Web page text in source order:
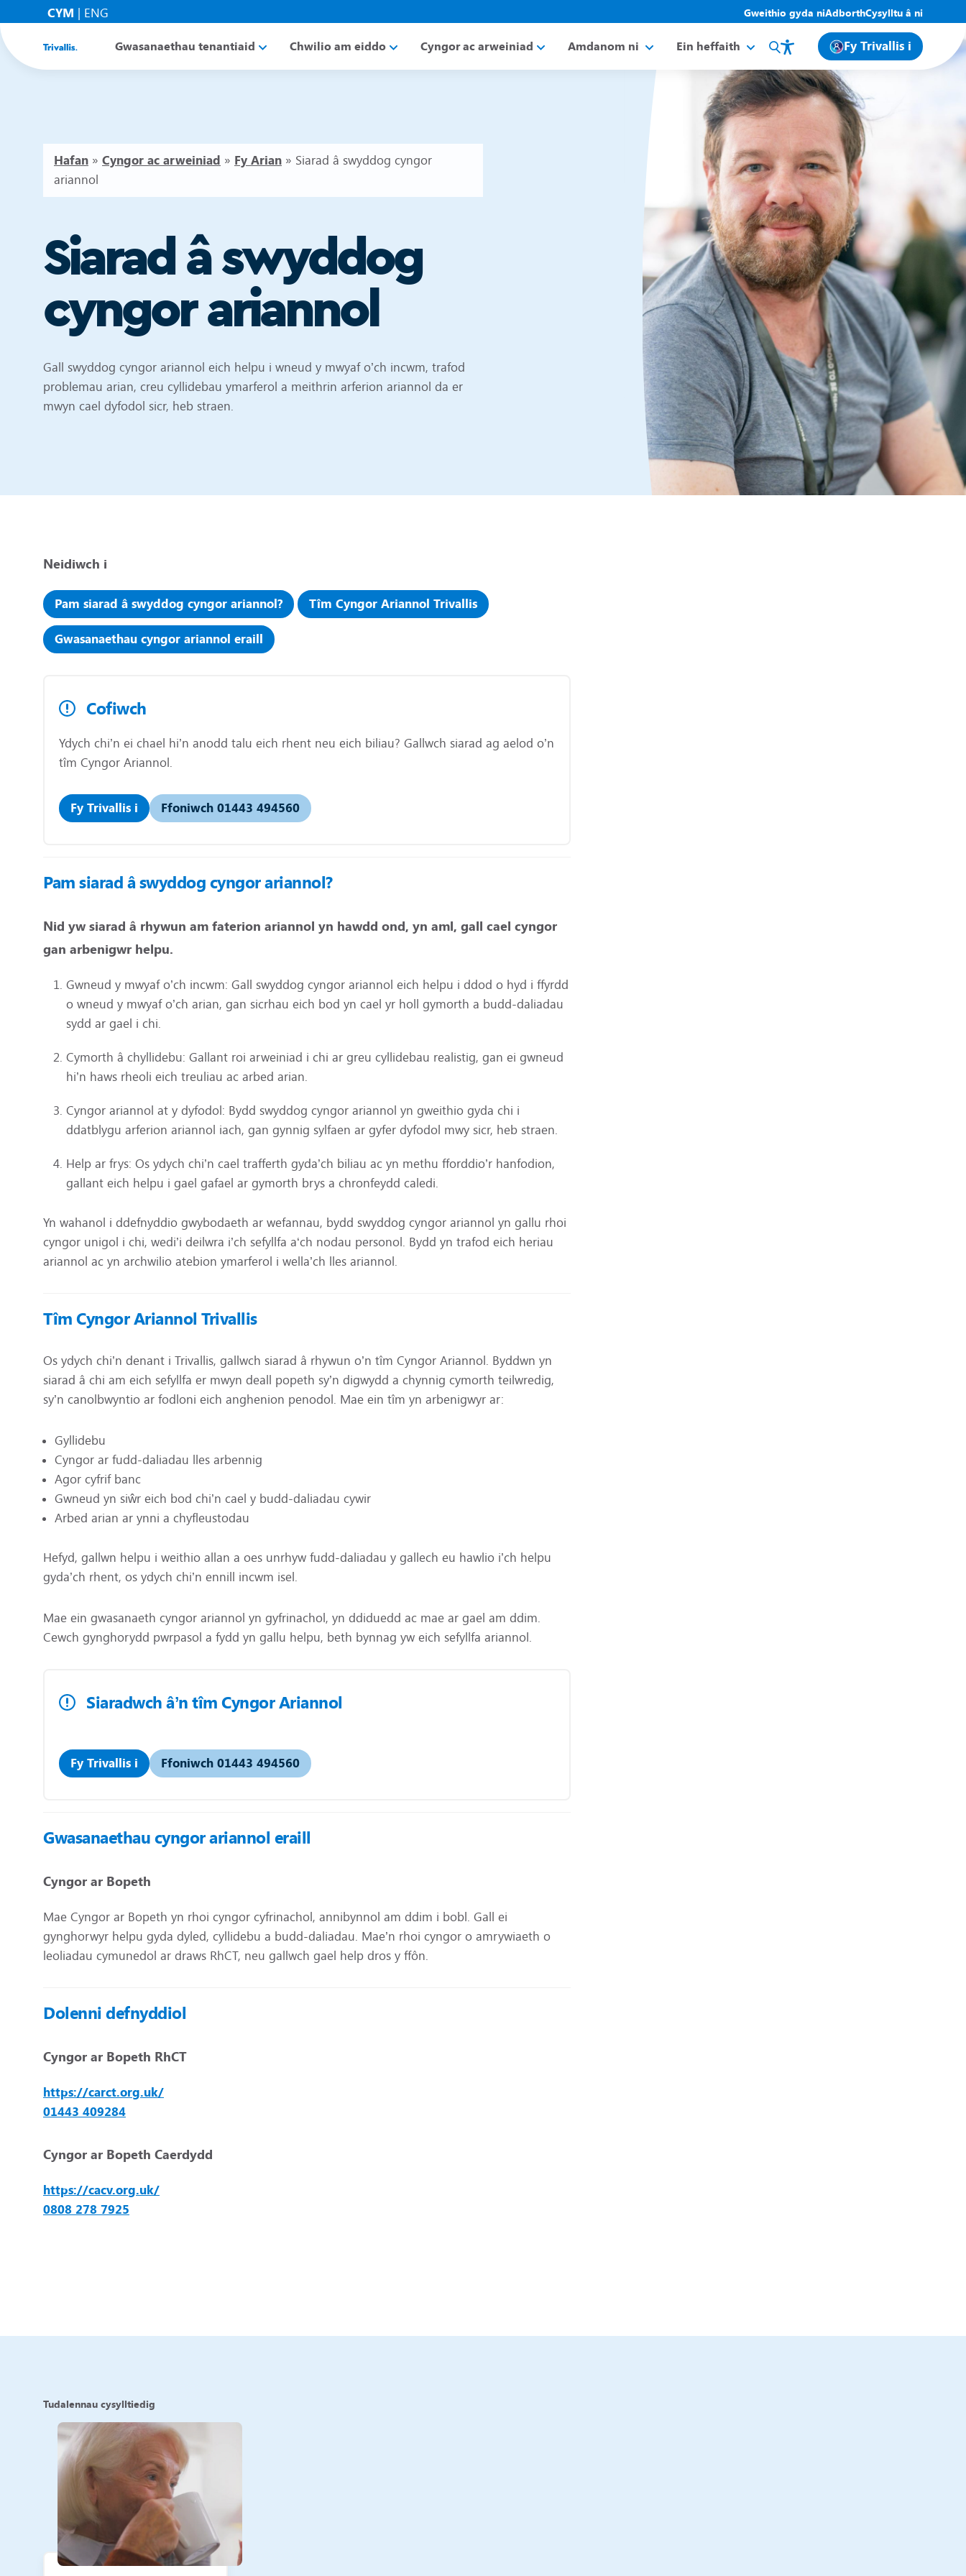
CYM ENG Gweithio gyda niAdborthCysylltu â ni
Gwasanaethau tenantiaid Chwilio am eiddo Cyngor ac arweiniad Amdanom ni Ein heffaith Fy Trivallis i
Hafan » Cyngor ac arweiniad » Fy Arian » Siarad â swyddog cyngor
ariannol
Siarad â swyddog
cyngor ariannol
Gall swyddog cyngor ariannol eich helpu i wneud y mwyaf o’ch incwm, trafod
problemau arian, creu cyllidebau ymarferol a meithrin arferion ariannol da er
mwyn cael dyfodol sicr, heb straen.
Neidiwch i
Pam siarad â swyddog cyngor ariannol? Tîm Cyngor Ariannol Trivallis
Gwasanaethau cyngor ariannol eraill
Cofiwch
Ydych chi’n ei chael hi’n anodd talu eich rhent neu eich biliau? Gallwch siarad ag aelod o’n
tîm Cyngor Ariannol.
Fy Trivallis i Ffoniwch 01443 494560
Pam siarad â swyddog cyngor ariannol?
Nid yw siarad â rhywun am faterion ariannol yn hawdd ond, yn aml, gall cael cyngor
gan arbenigwr helpu.
Gwneud y mwyaf o’ch incwm: Gall swyddog cyngor ariannol eich helpu i ddod o hyd i ffyrdd
o wneud y mwyaf o’ch arian, gan sicrhau eich bod yn cael yr holl gymorth a budd-daliadau
sydd ar gael i chi.
Cymorth â chyllidebu: Gallant roi arweiniad i chi ar greu cyllidebau realistig, gan ei gwneud
hi’n haws rheoli eich treuliau ac arbed arian.
Cyngor ariannol at y dyfodol: Bydd swyddog cyngor ariannol yn gweithio gyda chi i
ddatblygu arferion ariannol iach, gan gynnig sylfaen ar gyfer dyfodol mwy sicr, heb straen.
Help ar frys: Os ydych chi’n cael trafferth gyda’ch biliau ac yn methu fforddio’r hanfodion,
gallant eich helpu i gael gafael ar gymorth brys a chronfeydd caledi.
Yn wahanol i ddefnyddio gwybodaeth ar wefannau, bydd swyddog cyngor ariannol yn gallu rhoi
cyngor unigol i chi, wedi’i deilwra i’ch sefyllfa a‘ch nodau personol. Bydd yn trafod eich heriau
ariannol ac yn archwilio atebion ymarferol i wella’ch lles ariannol.
Tîm Cyngor Ariannol Trivallis
Os ydych chi’n denant i Trivallis, gallwch siarad â rhywun o’n tîm Cyngor Ariannol. Byddwn yn
siarad â chi am eich sefyllfa er mwyn deall popeth sy’n digwydd a chynnig cymorth teilwredig,
sy’n canolbwyntio ar fodloni eich anghenion penodol. Mae ein tîm yn arbenigwyr ar:
Gyllidebu
Cyngor ar fudd-daliadau lles arbennig
Agor cyfrif banc
Gwneud yn siŵr eich bod chi’n cael y budd-daliadau cywir
Arbed arian ar ynni a chyfleustodau
Hefyd, gallwn helpu i weithio allan a oes unrhyw fudd-daliadau y gallech eu hawlio i’ch helpu
gyda’ch rhent, os ydych chi’n ennill incwm isel.
Mae ein gwasanaeth cyngor ariannol yn gyfrinachol, yn ddiduedd ac mae ar gael am ddim.
Cewch gynghorydd pwrpasol a fydd yn gallu helpu, beth bynnag yw eich sefyllfa ariannol.
Siaradwch â’n tîm Cyngor Ariannol
Fy Trivallis i Ffoniwch 01443 494560
Gwasanaethau cyngor ariannol eraill
Cyngor ar Bopeth
Mae Cyngor ar Bopeth yn rhoi cyngor cyfrinachol, annibynnol am ddim i bobl. Gall ei
gynghorwyr helpu gyda dyled, cyllidebu a budd-daliadau. Mae’n rhoi cyngor o amrywiaeth o
leoliadau cymunedol ar draws RhCT, neu gallwch gael help dros y ffôn.
Dolenni defnyddiol
Cyngor ar Bopeth RhCT
https://carct.org.uk/
01443 409284
Cyngor ar Bopeth Caerdydd
https://cacv.org.uk/
0808 278 7925
Tudalennau cysylltiedig